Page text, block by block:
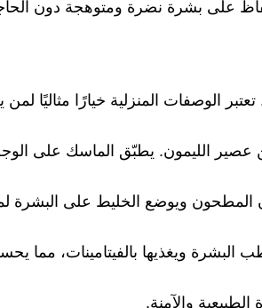
على بشرة نضرة ومتوهجة دون
الوصفات المنزلية خيارًا مثاليًا لمن
ويغذيها بالفيتامينات، مما
والآمنة.